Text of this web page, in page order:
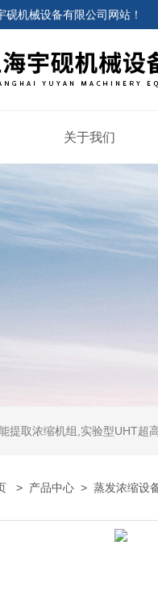
砚机械设备有限公司网站！
关于我们
提取浓缩机组,实验型UHT超
> 产品中心 > 蒸发浓缩设